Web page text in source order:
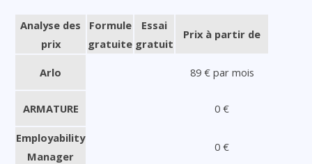
Analyse des
prix
Formule
gratuite
Essai
gratuit
Prix à partir de
Arlo 89 € par mois
ARMATURE 0 €
Employability
Manager
0 €